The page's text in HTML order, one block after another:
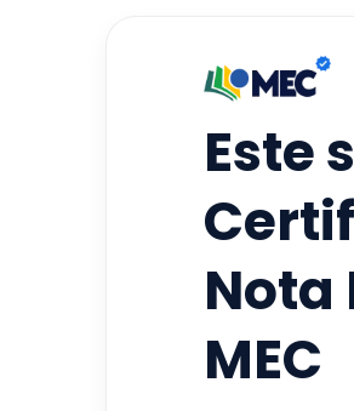
Este
Nota
MEC